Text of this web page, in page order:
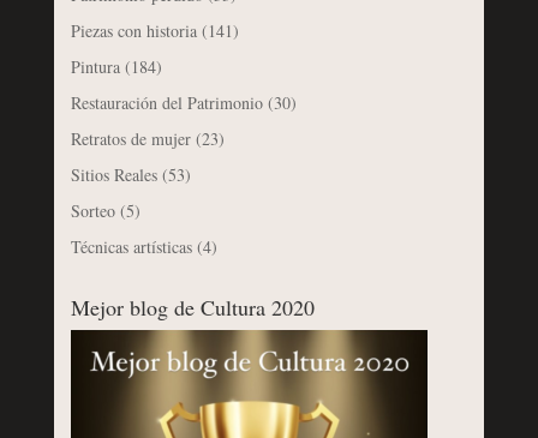
Piezas con historia(141)
Pintura(184)
Restauración del Patrimonio(30)
Retratos de mujer(23)
Sitios Reales(53)
Sorteo(5)
Técnicas artísticas(4)
Mejor blog de Cultura 2020